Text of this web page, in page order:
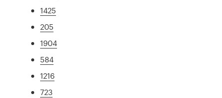
1425
205
1904
584
1216
723